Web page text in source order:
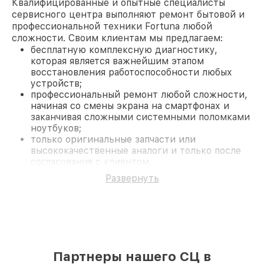
Квалифицированные и опытные специалисты
сервисного центра выполняют ремонт бытовой и
профессиональной техники Fortuna любой
сложности. Своим клиентам мы предлагаем:
бесплатную комплексную диагностику,
которая является важнейшим этапом
восстановления работоспособности любых
устройств;
профессиональный ремонт любой сложности,
начиная со смены экрана на смартфонах и
заканчивая сложными системными поломками
ноутбуков;
только оригинальные запчасти или
высококачественные аналоги и только после
согласования с клиентом.
На все работы и замененные комплектующие
предоставляется длительная гарантия. В случае
лучшие специалисты с многолетним опытом и
Развернуть
Партнеры нашего СЦ в